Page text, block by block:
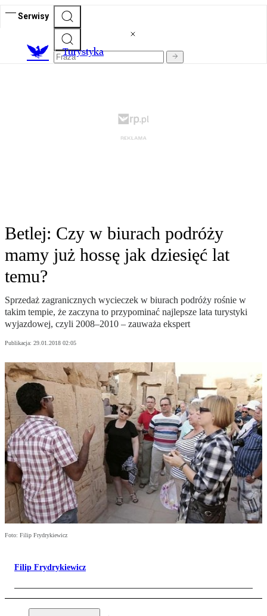
Serwisy
Turystyka
Betlej: Czy w biurach podróży
mamy już hossę jak dziesięć lat
temu?
Sprzedaż zagranicznych wycieczek w biurach podróży rośnie w
takim tempie, że zaczyna to przypominać najlepsze lata turystyki
wyjazdowej, czyli 2008–2010 – zauważa ekspert
Publikacja: 29.01.2018 02:05
Foto: Filip Frydrykiewicz
Filip Frydrykiewicz